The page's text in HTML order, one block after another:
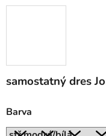
samostatný dres
Barva